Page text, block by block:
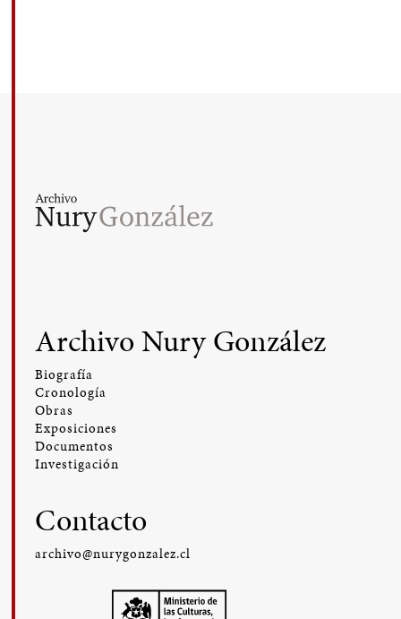
Archivo Nury González
Biografía
Cronología
Obras
Exposiciones
Documentos
Investigación
Contacto
archivo@nurygonzalez.cl